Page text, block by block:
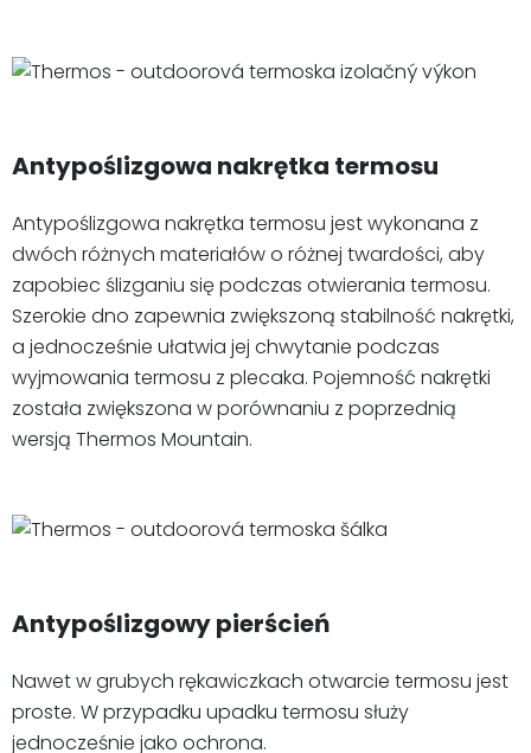
Antypoślizgowa nakrętka termosu
Antypoślizgowa nakrętka termosu jest wykonana z
dwóch różnych materiałów o różnej twardości, aby
zapobiec ślizganiu się podczas otwierania termosu.
Szerokie dno zapewnia zwiększoną stabilność nakrętki,
a jednocześnie ułatwia jej chwytanie podczas
wyjmowania termosu z plecaka. Pojemność nakrętki
została zwiększona w porównaniu z poprzednią
wersją Thermos Mountain.
Antypoślizgowy pierścień
Nawet w grubych rękawiczkach otwarcie termosu jest
proste. W przypadku upadku termosu służy
jednocześnie jako ochrona.